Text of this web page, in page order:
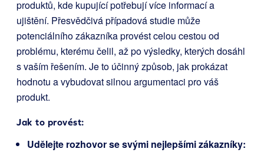
produktů, kde kupující potřebují více informací a
ujištění. Přesvědčivá případová studie může
potenciálního zákazníka provést celou cestou od
problému, kterému čelil, až po výsledky, kterých dosáhl
s vaším řešením. Je to účinný způsob, jak prokázat
hodnotu a vybudovat silnou argumentaci pro váš
produkt.
Jak to provést:
Udělejte rozhovor se svými nejlepšími zákazníky: